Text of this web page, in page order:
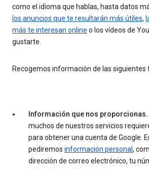
como el idioma que hablas, hasta datos
los anuncios que te resultarán más útiles,
más te interesan online o los vídeos de
gustarte.
Recogemos información de las siguientes
Información que nos proporcionas.
muchos de nuestros servicios
para obtener una cuenta de Google.
pediremos información personal,
dirección de correo electrónico, tu